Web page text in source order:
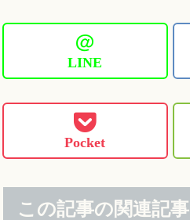
＠
LINE
Pocket
この記事の関連記事